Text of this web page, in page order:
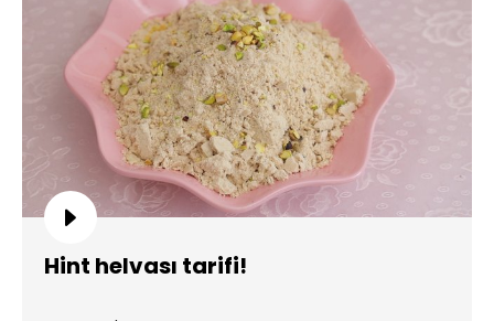
Hint helvası tarifi!